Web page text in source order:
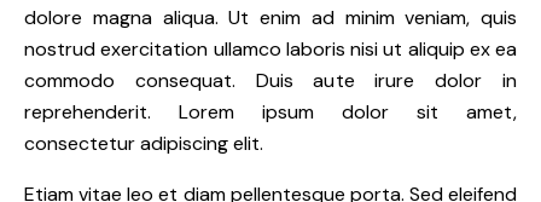
dolore magna aliqua. Ut enim ad minim veniam, quis
nostrud exercitation ullamco laboris nisi ut aliquip ex ea
commodo consequat. Duis aute irure dolor in
reprehenderit. Lorem ipsum dolor sit amet,
consectetur adipiscing elit.
Etiam vitae leo et diam pellentesque porta. Sed eleifend